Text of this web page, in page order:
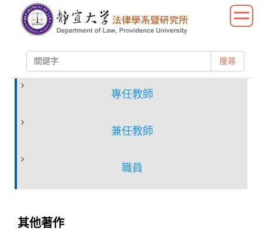
容
搜尋
專任教師
兼任教師
職員
其他著作